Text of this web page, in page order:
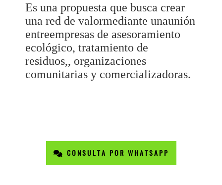
Es una propuesta que busca crear
una red de valormediante unaunión
entreempresas de asesoramiento
ecológico, tratamiento de
residuos,, organizaciones
comunitarias y comercializadoras.
CONSULTA POR WHATSAPP